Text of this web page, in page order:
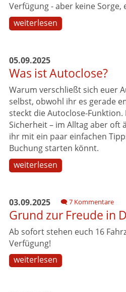
Verfügung - aber keine Sorge,
weiterlesen
05.09.2025
Was ist Autoclose?
Warum verschließt sich euer
selbst, obwohl ihr es gerade
steckt die Autoclose-
Sicherheit – im Alltag aber oft
ihr mit ein paar einfachen
Buchung starten könnt.
weiterlesen
03.09.2025 7 Kommentare
Grund zur Freude in
Ab sofort stehen euch 16
Verfügung!
weiterlesen